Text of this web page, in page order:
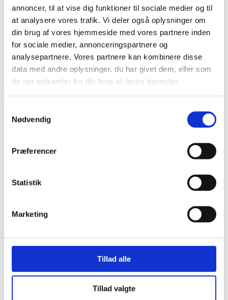
annoncer, til at vise dig funktioner til sociale medier og til
at analysere vores trafik. Vi deler også oplysninger om
din brug af vores hjemmeside med vores partnere inden
for sociale medier, annonceringspartnere og
analysepartnere. Vores partnere kan kombinere disse
data med andre oplysninger, du har givet dem, eller som
de har indsamlet fra din brug af deres tjenester.
Nødvendig
Præferencer
Statistik
Marketing
Tillad alle
Tillad valgte
Dit valg og ansvar
Det er vigtigt for os, at du træffer en velovervejet
beslutning. Når du vælger at modtage behandling,
sker det på baggrund af den information og
rådgivning, du har fået. Vi anbefaler altid, at du
Opdateringer
Vi opdaterer løbende vores hjemmeside for at
sikre, at informationen er retvisende. Ændringer
os.
 Susanne:61 68 97 89